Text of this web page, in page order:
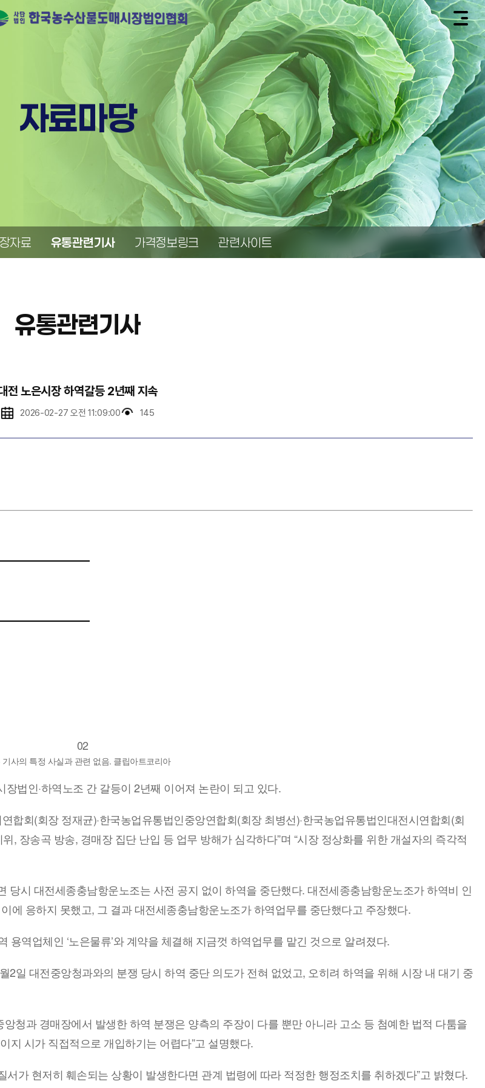
자료마당
자료 유통관련기사 가격정보링크 관련사이트
유통관련기사
전 노은시장 하역갈등 2년째 지속
2026-02-27 오전 11:09:00 145
사의 특정 사실과 관련 없음. 클립아트코리아
법인·하역노조 간 갈등이 2년째 이어져 논란이 되고 있다.
합회(회장 정재균)·한국농업유통법인중앙연합회(회장 최병선)·한국농업유통법인대전시연합회(회
, 장송곡 방송, 경매장 집단 난입 등 업무 방해가 심각하다”며 “시장 정상화를 위한 개설자의 즉각적
시 대전세종충남항운노조는 사전 공지 없이 하역을 중단했다. 대전세종충남항운노조가 하역비 인
에 응하지 못했고, 그 결과 대전세종충남항운노조가 하역업무를 중단했다고 주장했다.
역업체인 ‘노은물류’와 계약을 체결해 지금껏 하역업무를 맡긴 것으로 알려졌다.
일 대전중앙청과와의 분쟁 당시 하역 중단 의도가 전혀 없었고, 오히려 하역을 위해 시장 내 대기 중
청과 경매장에서 발생한 하역 분쟁은 양측의 주장이 다를 뿐만 아니라 고소 등 첨예한 법적 다툼을
지 시가 직접적으로 개입하기는 어렵다”고 설명했다.
가 현저히 훼손되는 상황이 발생한다면 관계 법령에 따라 적정한 행정조치를 취하겠다”고 밝혔다.